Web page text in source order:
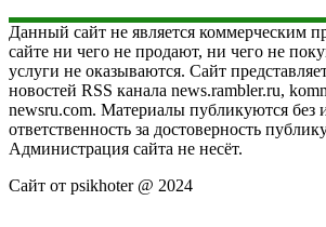
Данный сайт не является коммерческим
сайте ни чего не продают, ни чего не
услуги не оказываются. Сайт
новостей RSS канала news.rambler.ru,
newsru.com. Материалы публикуются без
ответственность за достоверность
Администрация сайта не несёт.
Сайт от psikhoter @ 2024